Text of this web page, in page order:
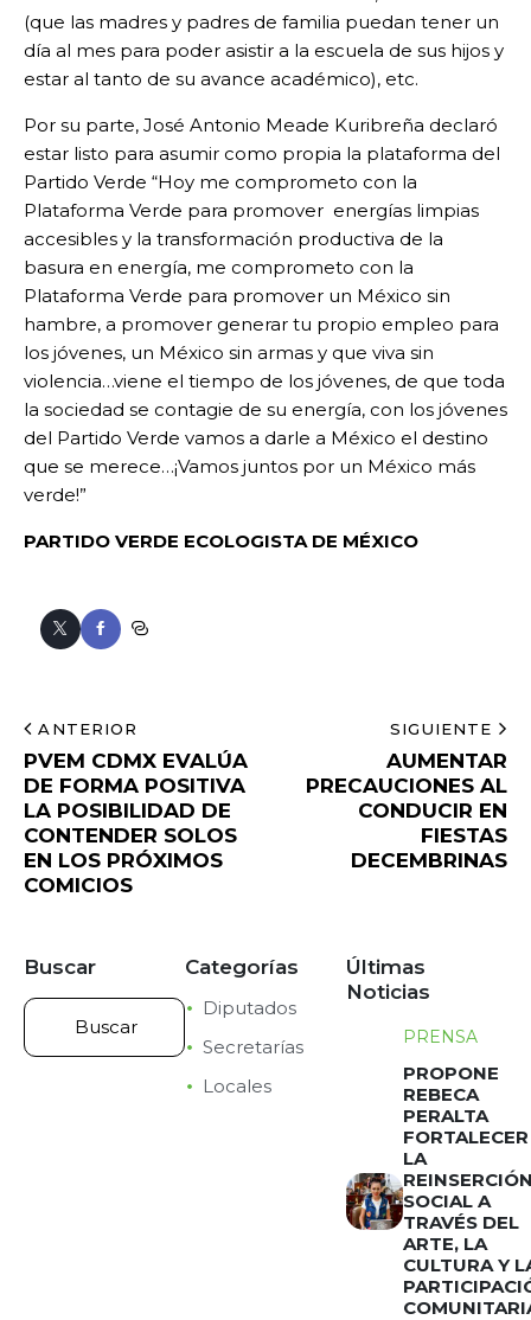
(que las madres y padres de familia puedan tener un
día al mes para poder asistir a la escuela de sus hijos y
estar al tanto de su avance académico), etc.
Por su parte, José Antonio Meade Kuribreña declaró
estar listo para asumir como propia la plataforma del
Partido Verde “Hoy me comprometo con la
Plataforma Verde para promover energías limpias
accesibles y la transformación productiva de la
basura en energía, me comprometo con la
Plataforma Verde para promover un México sin
hambre, a promover generar tu propio empleo para
los jóvenes, un México sin armas y que viva sin
violencia…viene el tiempo de los jóvenes, de que toda
la sociedad se contagie de su energía, con los jóvenes
del Partido Verde vamos a darle a México el destino
que se merece…¡Vamos juntos por un México más
verde!”
PARTIDO VERDE ECOLOGISTA DE MÉXICO
ANTERIOR
PVEM CDMX EVALÚA
DE FORMA POSITIVA
LA POSIBILIDAD DE
CONTENDER SOLOS
EN LOS PRÓXIMOS
COMICIOS
SIGUIENTE
AUMENTAR
PRECAUCIONES AL
CONDUCIR EN
FIESTAS
DECEMBRINAS
Buscar Categorías
Diputados
Secretarías
Locales
Últimas
Noticias
PRENSA
PROPONE
REBECA
PERALTA
FORTALECER
LA
SOCIAL A
TRAVÉS DEL
ARTE, LA
CULTURA Y